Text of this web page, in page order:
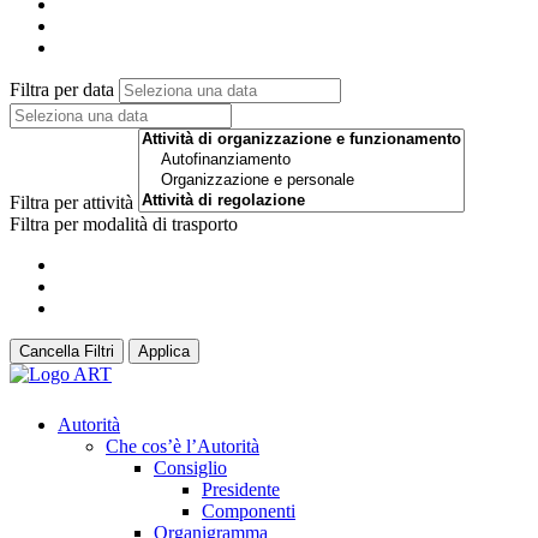
Filtra per data
Filtra per attività
Filtra per modalità di trasporto
Cancella Filtri Applica
Autorità
Che cos’è l’Autorità
Consiglio
Presidente
Componenti
Organigramma